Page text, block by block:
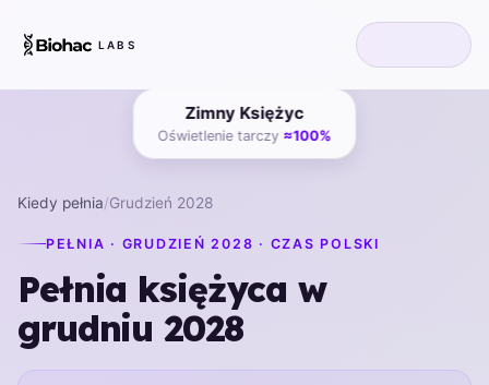
LABS
Kiedy pełnia/Grudzień 2028
PEŁNIA · GRUDZIEŃ 2028 · CZAS POLSKI
Pełnia księżyca w
grudniu 2028
Zimny Księżyc
Oświetlenie tarczy ≈100%